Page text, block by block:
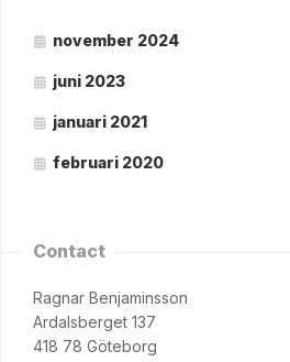
november 2024
juni 2023
januari 2021
februari 2020
Contact
Ragnar Benjaminsson
Ardalsberget 137
418 78 Göteborg